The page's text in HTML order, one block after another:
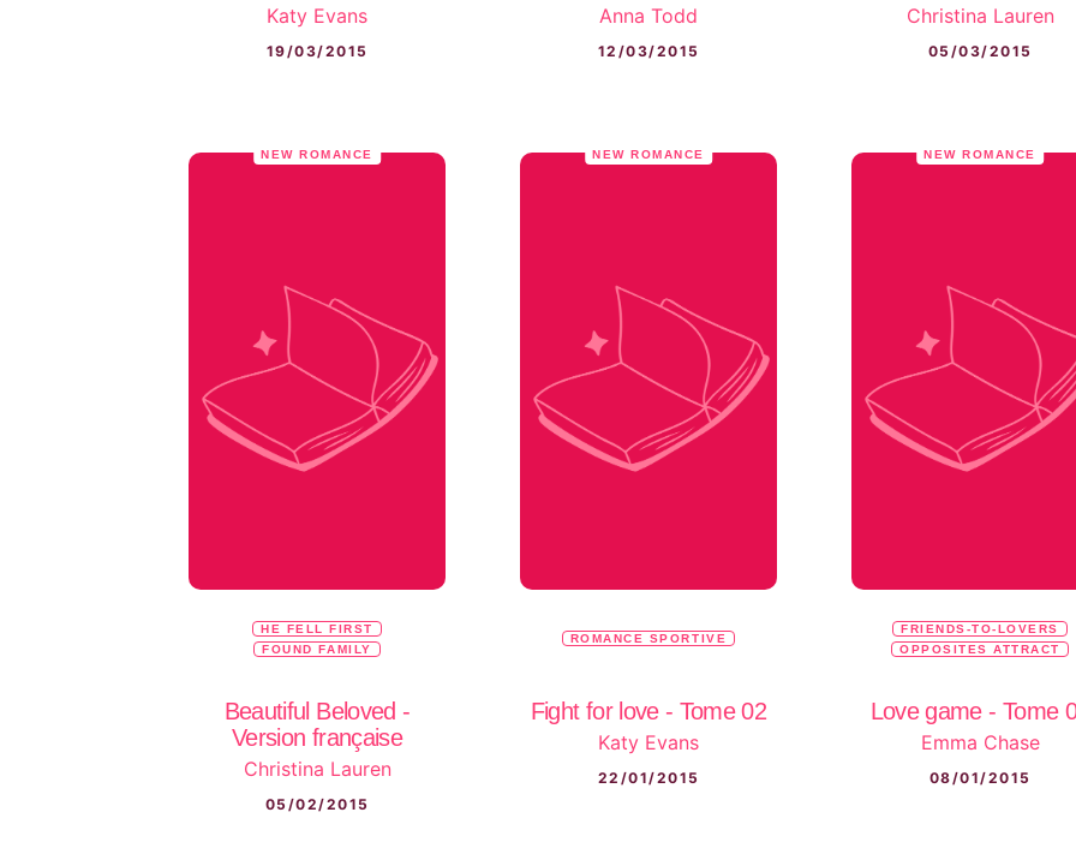
Katy Evans
19/03/2015
Anna Todd
12/03/2015
Christina Lauren
05/03/2015
NEW ROMANCE
HE FELL FIRST
FOUND FAMILY
Beautiful Beloved -
Version française
Christina Lauren
05/02/2015
NEW ROMANCE
ROMANCE SPORTIVE
Fight for love - Tome 02
Katy Evans
22/01/2015
NEW ROMANCE
FRIENDS-TO-LOVERS
OPPOSITES ATTRACT
Love game - Tome
Emma Chase
08/01/2015